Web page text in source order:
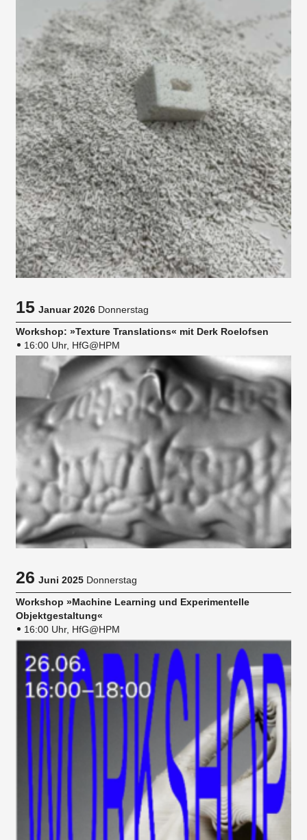
15Januar 2026 Donnerstag
Workshop: »Texture Translations« mit Derk Roelofsen
16:00 Uhr, HfG@HPM
26Juni 2025 Donnerstag
Workshop »Machine Learning und Experimentelle
Objektgestaltung«
16:00 Uhr, HfG@HPM